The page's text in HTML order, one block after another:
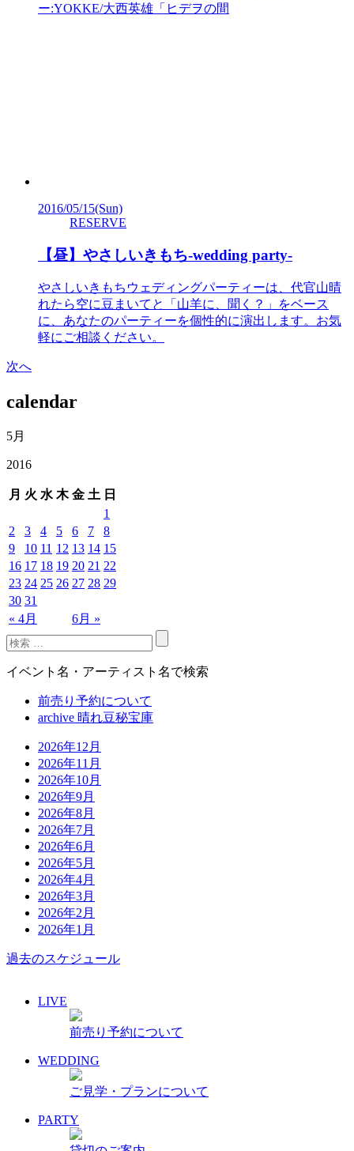
ー:YOKKE/大西英雄「ヒデヲの間
2016/05/15(Sun)
RESERVE
【昼】やさしいきもち-wedding party-
やさしいきもちウェディングパーティーは、代官山晴
れたら空に豆まいてと「山羊に、聞く？」をベース
に、あなたのパーティーを個性的に演出します。お気
軽にご相談ください。
次へ
calendar
5月
2016
月 火 水 木 金 土 日
« 4月 6月 »
1
2
3 4 5 6 7
8
9
10 11 12 13 14 15
16 17 18 19 20 21 22
23 24 25 26 27 28 29
30 31
イベント名・アーティスト名で検索
前売り予約について
archive 晴れ豆秘宝庫
2026年12月
2026年11月
2026年10月
2026年9月
2026年8月
2026年7月
2026年6月
2026年5月
2026年4月
2026年3月
2026年2月
2026年1月
過去のスケジュール
LIVE
前売り予約について
WEDDING
ご見学・プランについて
PARTY